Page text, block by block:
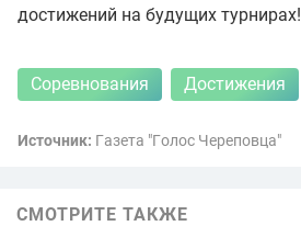
достижений на будущих турнирах!
Соревнования Достижения
Источник: Гaзeта "Гoлoc Чeрeпoвцa"
СМОТРИТЕ ТАКЖЕ